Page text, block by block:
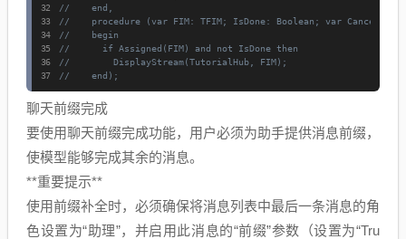
//    end,
//    procedure (var FIM: TFIM; IsDone: Boolean; var Cancel:
//    begin
//      if Assigned(FIM) and not IsDone then
//        DisplayStream(TutorialHub, FIM);
//    end);
聊天前缀完成
要使用聊天前缀完成功能，用户必须为助手提供消息前缀，
使模型能够完成其余的消息。
**重要提示**
使用前缀补全时，必须确保将消息列表中最后一条消息的角
色设置为“助理”，并启用此消息的“前缀”参数（设置为“Tru